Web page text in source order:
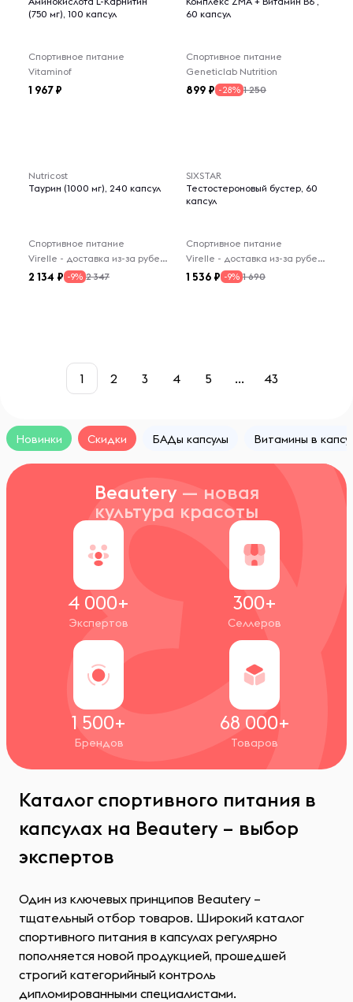
(750 мг), 100 капсул
Спортивное питание
Vitaminof
1 967
60 капсул
Спортивное питание
Geneticlab Nutrition
899 -28% 1 250
Nutricost
Таурин (1000 мг), 240 капсул
Спортивное питание
Virelle - доставка из-за рубежа
2 134 -9% 2 347
SIXSTAR
Тестостероновый бустер, 60
капсул
Спортивное питание
Virelle - доставка из-за рубежа
1 536 -9% 1 690
1 2 3 4 5 ... 43
Новинки Скидки БАДы капсулы Витамины в
Beautery — новая
культура красоты
4 000+
Экспертов
300+
Селлеров
1 500+
Брендов
68 000+
Товаров
Каталог спортивного питания в
капсулах на Beautery – выбор
экспертов
Один из ключевых принципов Beautery –
тщательный отбор товаров. Широкий каталог
спортивного питания в капсулах регулярно
пополняется новой продукцией, прошедшей
строгий категорийный контроль
дипломированными специалистами.